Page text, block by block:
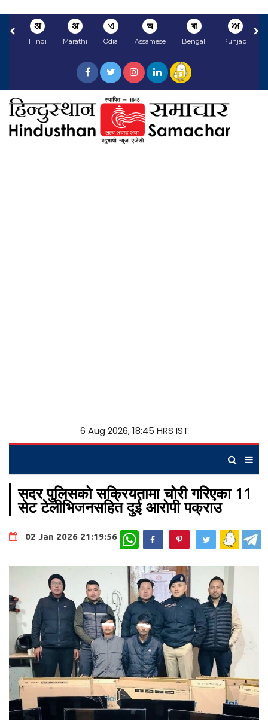
अ
Hindi
अ
Marathi
ଏ
Odia
অ
Assamese
বা
Bengali
ਅ
Punjabi
6 Aug 2026, 18:45 HRS IST
सदर पुलिसको सक्रियतामा चोरी गरिएका 11
सेट टेलीभिजनसहित दुई आरोपी पक्राउ
02 Jan 2026 21:19:56 WhatsApp